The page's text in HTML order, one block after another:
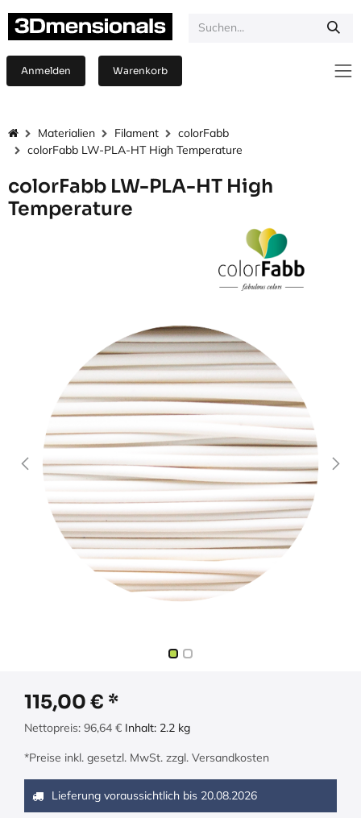
Anmelden Warenkorb
Materialien Filament
colorFabb
colorFabb LW-PLA-HT High Temperature
colorFabb LW-PLA-HT High
Temperature
115,00 €
Nettopreis: 96,64 € Inhalt: 2.2 kg
*Preise inkl. gesetzl. MwSt. zzgl. Versandkosten
Lieferung voraussichtlich bis 20.08.2026